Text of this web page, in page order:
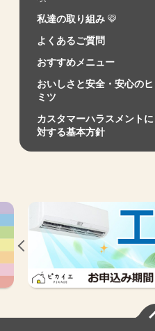
私達の取り組み
よくあるご質問
おすすめメニュー
おいしさと安全・安心のヒ
ミツ
カスタマーハラスメントに
対する基本方針